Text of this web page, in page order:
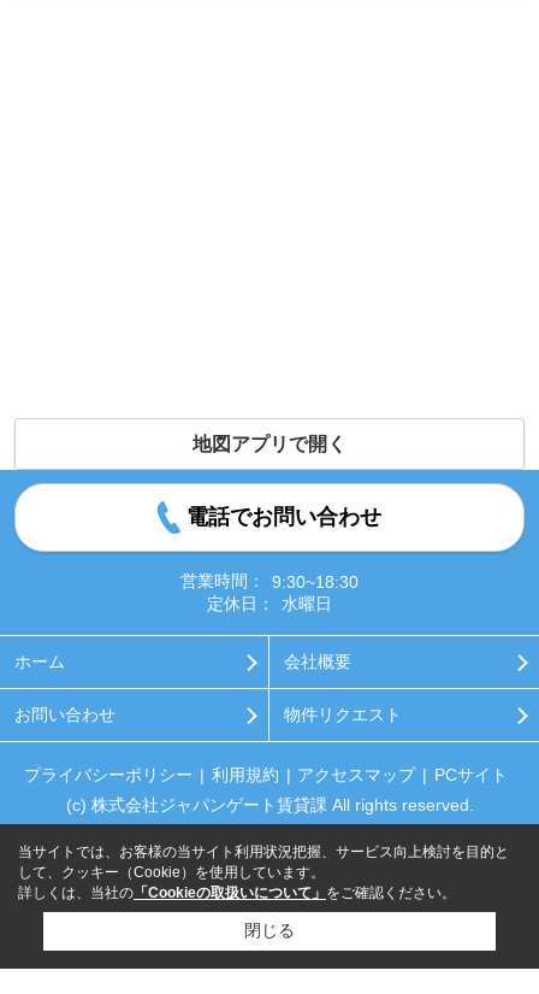
地図アプリで開く
電話でお問い合わせ
営業時間：
9:30~18:30
定休日：
水曜日
ホーム 会社概要
お問い合わせ 物件リクエスト
プライバシーポリシー 利用規約 アクセスマップ
PCサイト
(c) 株式会社ジャパンゲート賃貸課 All rights reserved.
当サイトでは、お客様の当サイト利用状況把握、サービス向上検討を目的と
して、クッキー（Cookie）を使用しています。
詳しくは、当社の 「Cookieの取扱いについて」 をご確認ください。
閉じる